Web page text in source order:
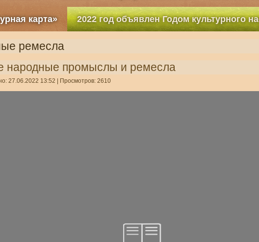
карта» 2022 год объявлен Годом культурного
ремесла
народные промыслы и ремесла
27.06.2022 13:52 | Просмотров: 2610